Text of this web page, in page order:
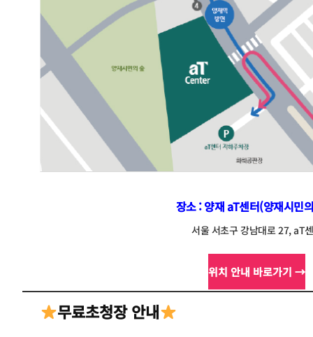
장소 : 양재 aT센터(양재시민
서울 서초구 강남대로 27, aT
위치 안내 바로가기 →
무료초청장 안내